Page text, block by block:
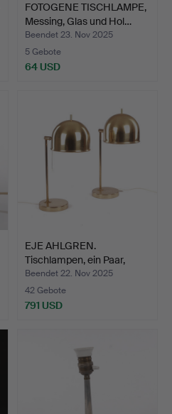
FOTOGENE TISCHLAMPE,
Messing, Glas und Hol…
Beendet 23. Nov 2025
5 Gebote
64 USD
EJE AHLGREN.
Tischlampen, ein Paar,
Modell…
Beendet 22. Nov 2025
42 Gebote
791 USD